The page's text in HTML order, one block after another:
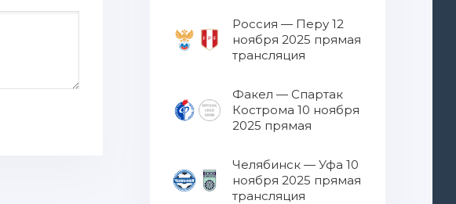
Россия — Перу 12
ноября 2025 прямая
трансляция
Факел — Спартак
Кострома 10 ноября
2025 прямая
Челябинск — Уфа 10
ноября 2025 прямая
трансляция